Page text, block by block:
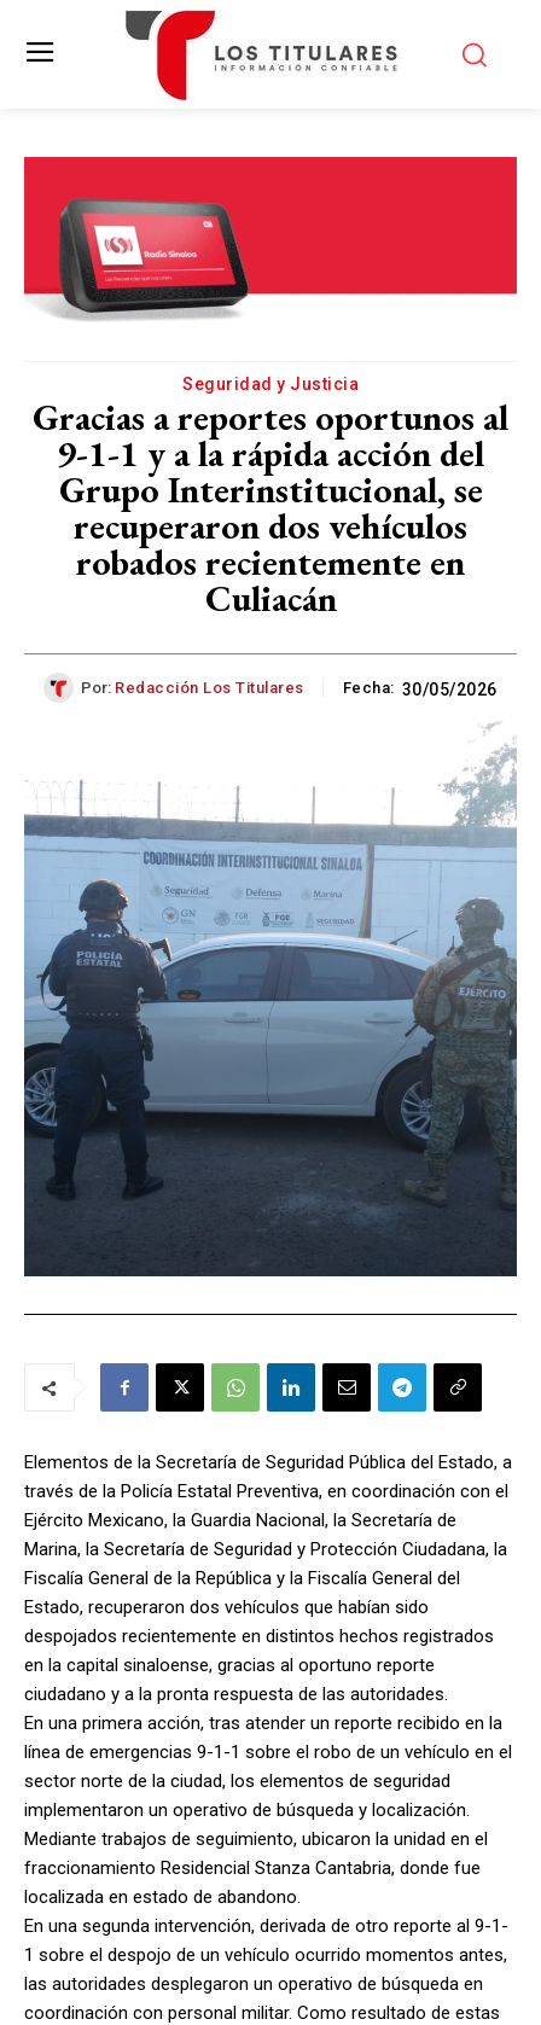
Seguridad y Justicia
Gracias a reportes oportunos al
9-1-1 y a la rápida acción del
Grupo Interinstitucional, se
recuperaron dos vehículos
robados recientemente en
Culiacán
Por: Redacción Los Titulares Fecha: 30/05/2026
Elementos de la Secretaría de Seguridad Pública del Estado, a
través de la Policía Estatal Preventiva, en coordinación con el
Ejército Mexicano, la Guardia Nacional, la Secretaría de
Marina, la Secretaría de Seguridad y Protección Ciudadana, la
Fiscalía General de la República y la Fiscalía General del
Estado, recuperaron dos vehículos que habían sido
despojados recientemente en distintos hechos registrados
en la capital sinaloense, gracias al oportuno reporte
ciudadano y a la pronta respuesta de las autoridades.
En una primera acción, tras atender un reporte recibido en la
línea de emergencias 9-1-1 sobre el robo de un vehículo en el
sector norte de la ciudad, los elementos de seguridad
implementaron un operativo de búsqueda y localización.
Mediante trabajos de seguimiento, ubicaron la unidad en el
fraccionamiento Residencial Stanza Cantabria, donde fue
localizada en estado de abandono.
En una segunda intervención, derivada de otro reporte al 9-1-
1 sobre el despojo de un vehículo ocurrido momentos antes,
las autoridades desplegaron un operativo de búsqueda en
coordinación con personal militar. Como resultado de estas